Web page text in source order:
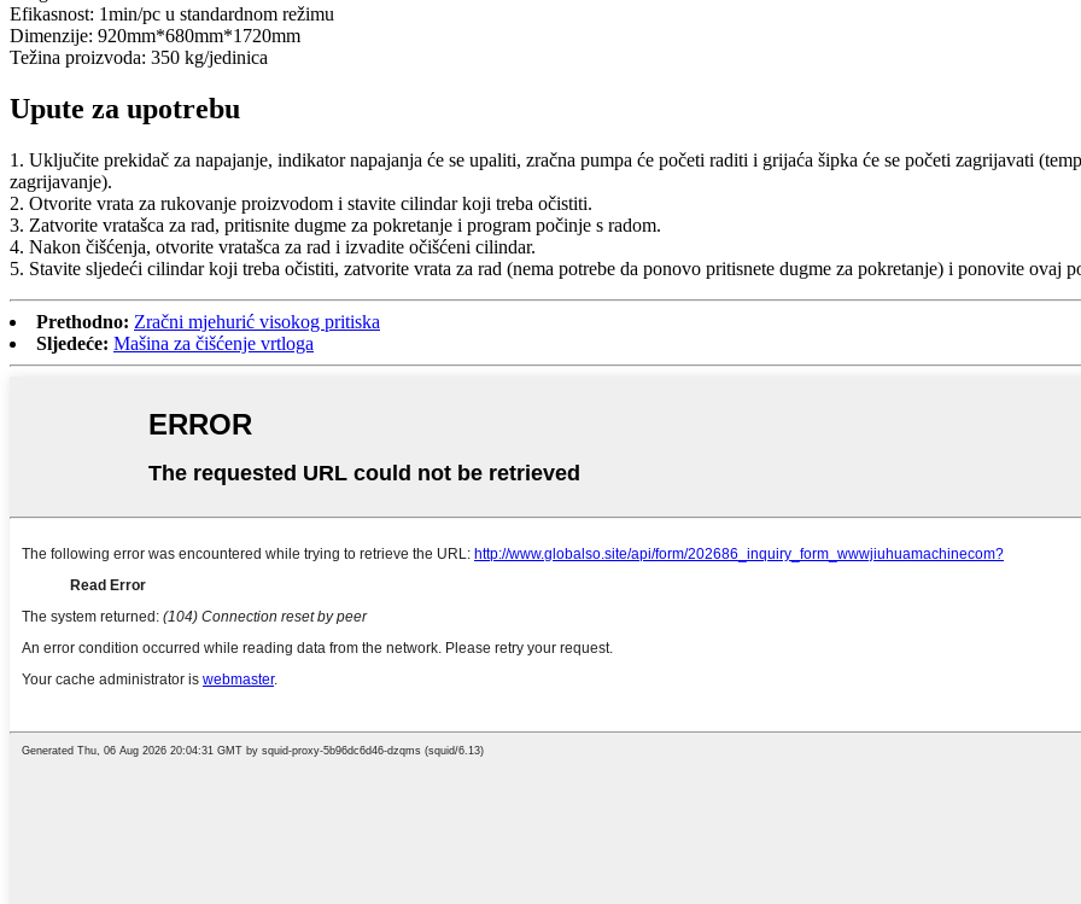
Efikasnost: 1min/pc u standardnom režimu
Dimenzije: 920mm*680mm*1720mm
Težina proizvoda: 350 kg/jedinica
Upute za upotrebu
1. Uključite prekidač za napajanje, indikator napajanja će se upaliti, zračna pumpa će početi raditi i grijaća šipka će se početi zagrijavati
zagrijavanje).
2. Otvorite vrata za rukovanje proizvodom i stavite cilindar koji treba očistiti.
3. Zatvorite vratašca za rad, pritisnite dugme za pokretanje i program počinje s radom.
4. Nakon čišćenja, otvorite vratašca za rad i izvadite očišćeni cilindar.
5. Stavite sljedeći cilindar koji treba očistiti, zatvorite vrata za rad (nema potrebe da ponovo pritisnete dugme za pokretanje) i ponovite ovaj
Prethodno: Zračni mjehurić visokog pritiska
Sljedeće: Mašina za čišćenje vrtloga